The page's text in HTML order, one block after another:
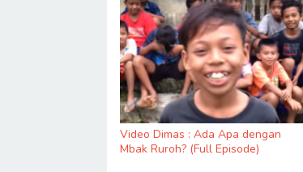
Video Dimas : Ada Apa dengan
Mbak Ruroh? (Full Episode)